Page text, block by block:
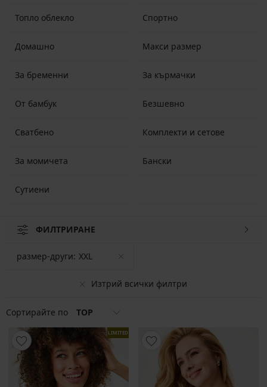
Топло облекло Спортно
Домашно Макси размер
За бременни За кърмачки
От бамбук Безшевно
Сватбено Комплекти и сетове
За момичета Бански
Сутиени
ФИЛТРИРАНЕ
Изтрий всички филтри
размер-други: XXL
Сортирайте по TOP
LIMITED